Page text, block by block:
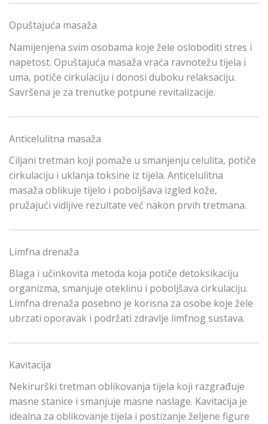
Opuštajuća masaža
Namijenjena svim osobama koje žele osloboditi stres i
napetost. Opuštajuća masaža vraća ravnotežu tijela i
uma, potiče cirkulaciju i donosi duboku relaksaciju.
Savršena je za trenutke potpune revitalizacije.
Anticelulitna masaža
Ciljani tretman koji pomaže u smanjenju celulita, potiče
cirkulaciju i uklanja toksine iz tijela. Anticelulitna
masaža oblikuje tijelo i poboljšava izgled kože,
pružajući vidljive rezultate već nakon prvih tretmana.
Limfna drenaža
Blaga i učinkovita metoda koja potiče detoksikaciju
organizma, smanjuje oteklinu i poboljšava cirkulaciju.
Limfna drenaža posebno je korisna za osobe koje žele
ubrzati oporavak i podržati zdravlje limfnog sustava.
Kavitacija
Nekirurški tretman oblikovanja tijela koji razgrađuje
masne stanice i smanjuje masne naslage. Kavitacija je
idealna za oblikovanje tijela i postizanje željene figure